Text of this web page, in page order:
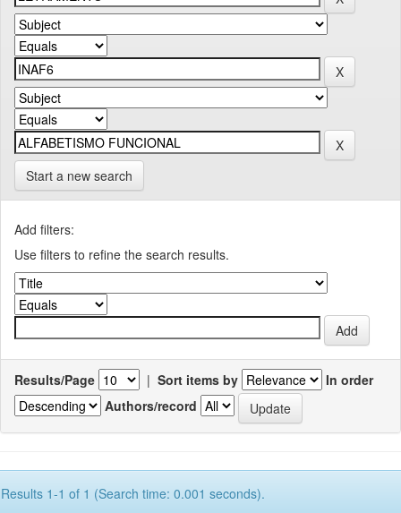
Start a new search
Add filters:
Use filters to refine the search results.
Results/Page | Sort items by
In order
Authors/record
Results 1-1 of 1 (Search time: 0.001 seconds).